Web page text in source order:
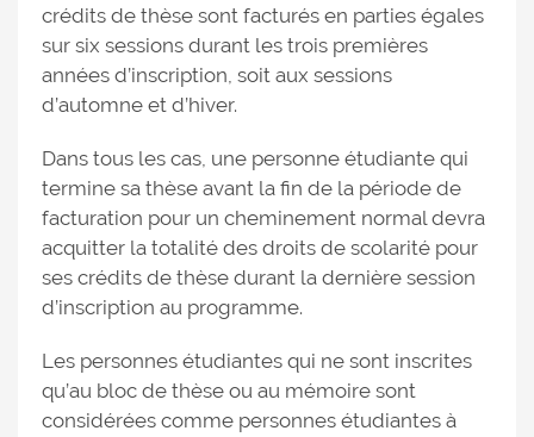
crédits de thèse sont facturés en parties égales
sur six sessions durant les trois premières
années d’inscription, soit aux sessions
d’automne et d’hiver.
Dans tous les cas, une personne étudiante qui
termine sa thèse avant la fin de la période de
facturation pour un cheminement normal devra
acquitter la totalité des droits de scolarité pour
ses crédits de thèse durant la dernière session
d’inscription au programme.
Les personnes étudiantes qui ne sont inscrites
qu’au bloc de thèse ou au mémoire sont
considérées comme personnes étudiantes à